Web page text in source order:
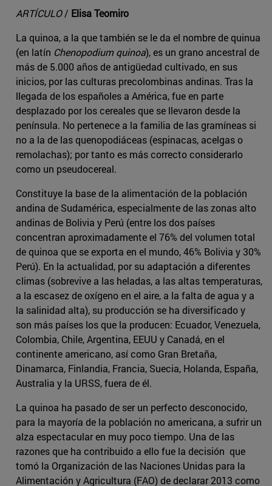
ARTÍCULO/ Elisa Teomiro
La quinoa, a la que también se le da el nombre de quinua
(en latín Chenopodium quinoa), es un grano ancestral de
más de 5.000 años de antigüedad cultivado, en sus
inicios, por las culturas precolombinas andinas. Tras la
llegada de los españoles a América, fue en parte
desplazado por los cereales que se llevaron desde la
península. No pertenece a la familia de las gramíneas si
no a la de las quenopodiáceas (espinacas, acelgas o
remolachas); por tanto es más correcto considerarlo
como un pseudocereal.
Constituye la base de la alimentación de la población
andina de Sudamérica, especialmente de las zonas alto
andinas de Bolivia y Perú (entre los dos países
concentran aproximadamente el 76% del volumen total
de quinoa que se exporta en el mundo, 46% Bolivia y 30%
Perú). En la actualidad, por su adaptación a diferentes
climas (sobrevive a las heladas, a las altas temperaturas,
a la escasez de oxígeno en el aire, a la falta de agua y a
la salinidad alta), su producción se ha diversificado y
son más países los que la producen: Ecuador, Venezuela,
Colombia, Chile, Argentina, EEUU y Canadá, en el
continente americano, así como Gran Bretaña,
Dinamarca, Finlandia, Francia, Suecia, Holanda, España,
Australia y la URSS, fuera de él.
La quinoa ha pasado de ser un perfecto desconocido,
para la mayoría de la población no americana, a sufrir un
alza espectacular en muy poco tiempo. Una de las
razones que ha contribuido a ello fue la decisión que
tomó la Organización de las Naciones Unidas para la
Alimentación y Agricultura (FAO) de declarar 2013 como